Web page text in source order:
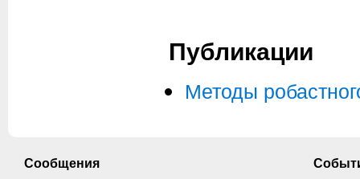
Публикации
Методы
Сообщения